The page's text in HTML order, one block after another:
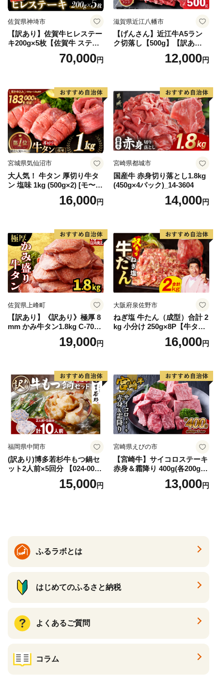
佐賀県神埼市
【訳あり】佐賀牛ヒレステー
キ200g×5枚【佐賀牛 ステー
キ ブランド肉 ヒレ肉 フィレ
肉 ジューシー ヘルシー】(H0
70,000円
滋賀県近江八幡市
【げんさん】近江牛A5ラン
ク切落し【500g】【訳あり】
12,000円
宮城県気仙沼市
大人気！ 牛タン 厚切り牛タ
ン 塩味 1kg (500g×2) [モ〜ラ
ンド 宮城県 気仙沼市 205646
60] 肉 牛肉 精肉 牛たん 牛タ
厚切り タン
16,000円
宮崎県都城市
国産牛 赤身切り落とし1.8kg
(450g×4パック)_14-3604
14,000円
佐賀県上峰町
【訳あり】《訳あり》極厚 8
mm かみ牛タン1.8kg C-709-
19,000円
大阪府泉佐野市
ねぎ塩 牛たん（成型）合計 2
kg 小分け 250g×8P【牛タン
牛肉 焼肉用 薄切り 訳あり サ
16,000円
福岡県中間市
(訳あり)博多若杉牛もつ鍋セ
ット2人前×5回分 【024-002
15,000円
宮崎県えびの市
【宮崎牛】サイコロステーキ
赤身＆霜降り 400g(各200g×
１P 計2P) 真空パック 冷凍
13,000円
ふるラボとは
はじめてのふるさと納税
よくあるご質問
コラム